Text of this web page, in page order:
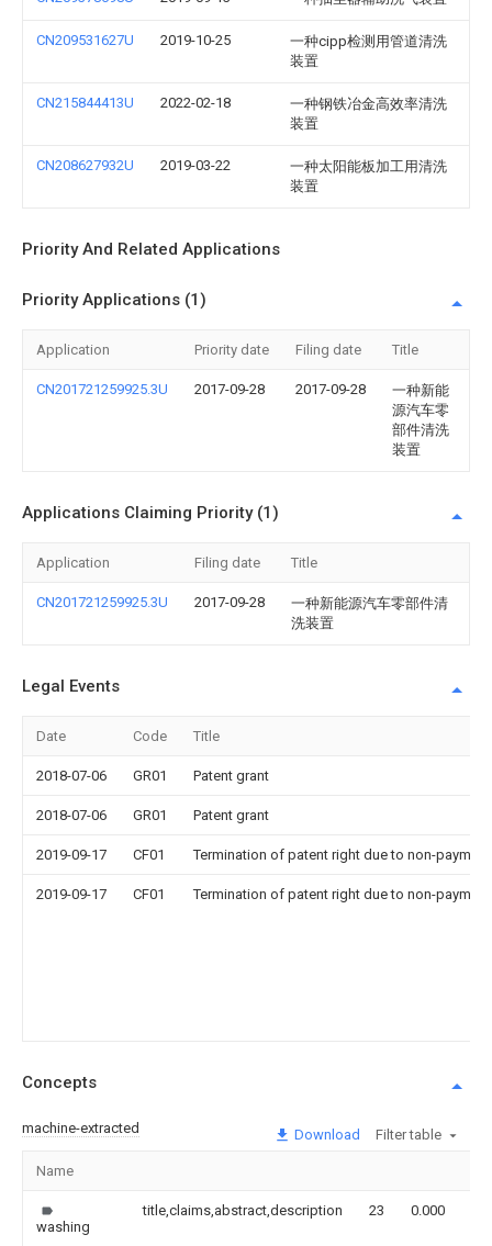
CN209531627U 2019-10-25
一种cipp检测用管道清洗
装置
CN215844413U 2022-02-18
一种钢铁冶金高效率清洗
装置
CN208627932U 2019-03-22
一种太阳能板加工用清洗
装置
Priority And Related Applications
Priority Applications (1)
Application Priority date Filing date Title
CN201721259925.3U 2017-09-28 2017-09-28
一种新能
源汽车零
部件清洗
装置
Applications Claiming Priority (1)
Application Filing date Title
CN201721259925.3U 2017-09-28
一种新能源汽车零部件清
洗装置
Legal Events
Date Code Title
2018-07-06 GR01 Patent grant
2018-07-06 GR01 Patent grant
2019-09-17 CF01 Termination of patent right due to non-
2019-09-17 CF01 Termination of patent right due to non-
Concepts
machine-extracted Download Filter table
Name
washing
title,claims,abstract,description 23 0.000